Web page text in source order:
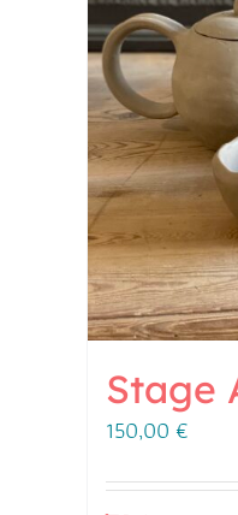
Stage
150,00 €